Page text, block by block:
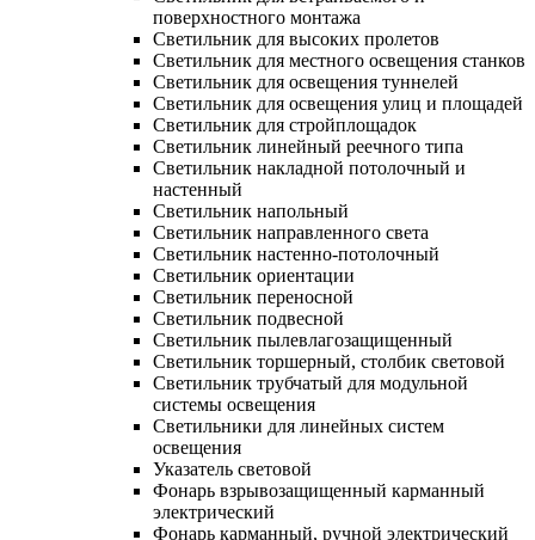
поверхностного монтажа
Светильник для высоких пролетов
Светильник для местного освещения станков
Светильник для освещения туннелей
Светильник для освещения улиц и площадей
Светильник для стройплощадок
Светильник линейный реечного типа
Светильник накладной потолочный и
настенный
Светильник напольный
Светильник направленного света
Светильник настенно-потолочный
Светильник ориентации
Светильник переносной
Светильник подвесной
Светильник пылевлагозащищенный
Светильник торшерный, столбик световой
Светильник трубчатый для модульной
системы освещения
Светильники для линейных систем
освещения
Указатель световой
Фонарь взрывозащищенный карманный
электрический
Фонарь карманный, ручной электрический